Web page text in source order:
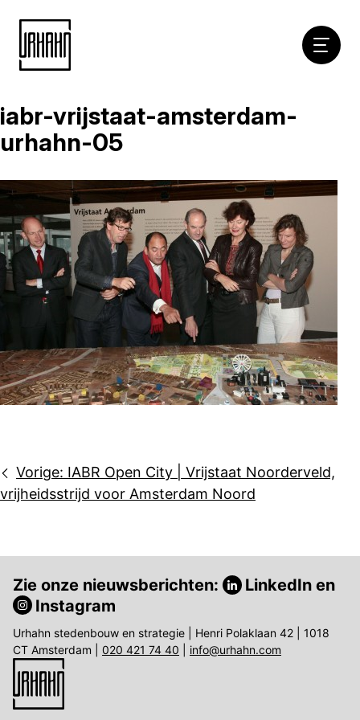
Naar
inhoud
iabr-vrijstaat-amsterdam-
urhahn-05
Bericht
navigatie
Vorige: IABR Open City | Vrijstaat Noorderveld,
vrijheidsstrijd voor Amsterdam Noord
Zie onze nieuwsberichten: LinkedIn en
Instagram
Urhahn stedenbouw en strategie | Henri Polaklaan 42 | 1018
CT Amsterdam | 020 421 74 40 info@urhahn.com